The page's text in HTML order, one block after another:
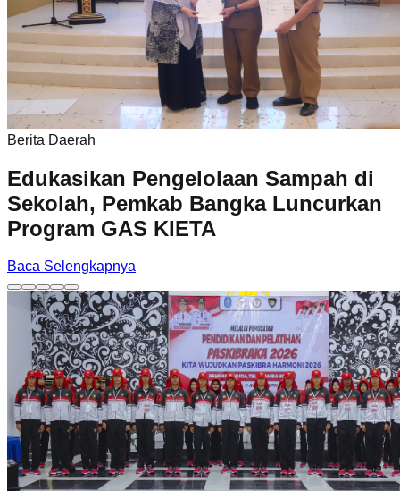
Berita Daerah
Edukasikan Pengelolaan Sampah di
Sekolah, Pemkab Bangka Luncurkan
Program GAS KIETA
Baca Selengkapnya